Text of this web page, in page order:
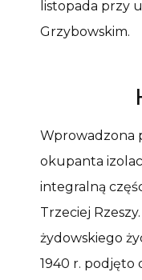
listopada przy
Grzybowskim.
Wprowadzona
okupanta
integralną
Trzeciej
żydowskiego
1940 r.